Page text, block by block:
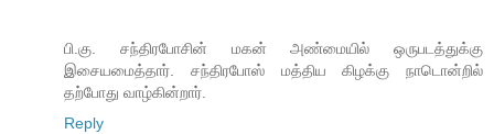
பி.கு. சந்திரபோசின் மகன் அண்மையில் ஒருபடத்துக்கு
இசையமைத்தார். சந்திரபோஸ் மத்திய கிழக்கு நாடொன்றில்
தற்போது வாழ்கின்றார்.
Reply